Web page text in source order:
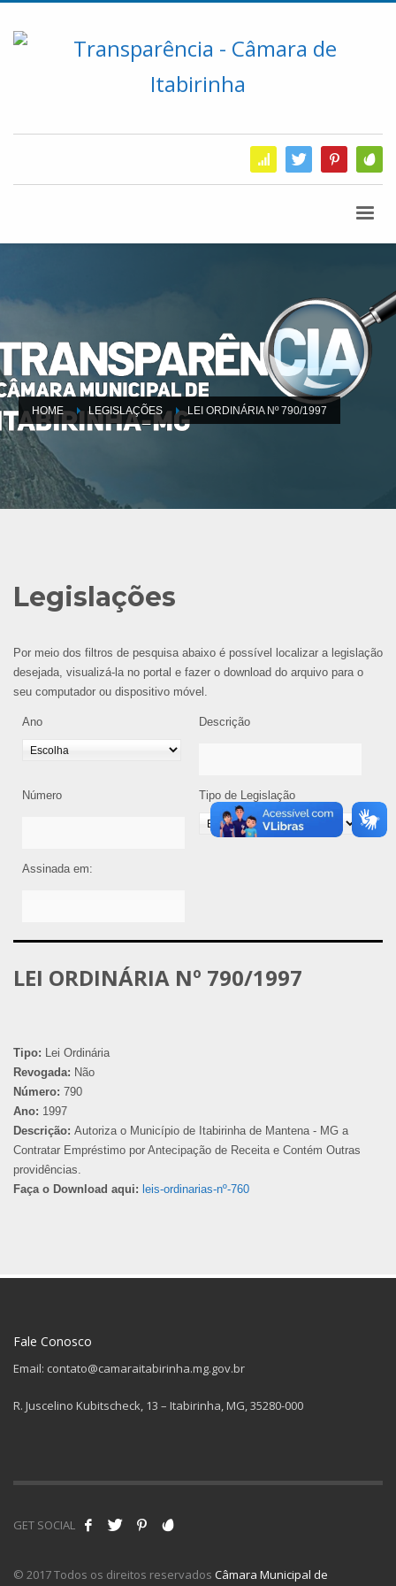
HOME LEGISLAÇÕES LEI ORDINÁRIA Nº 790/1997
Legislações
Por meio dos filtros de pesquisa abaixo é possível localizar a legislação
desejada, visualizá-la no portal e fazer o download do arquivo para o
seu computador ou dispositivo móvel.
Ano Descrição
Número Tipo de Legislação
Assinada em:
LEI ORDINÁRIA Nº 790/1997
Tipo: Lei Ordinária
Revogada: Não
Número: 790
Ano: 1997
Descrição: Autoriza o Município de Itabirinha de Mantena - MG a
Contratar Empréstimo por Antecipação de Receita e Contém Outras
providências.
Faça o Download aqui: leis-ordinarias-nº-760
Fale Conosco
Email: contato@camaraitabirinha.mg.gov.br
R. Juscelino Kubitscheck, 13 – Itabirinha, MG, 35280-000
GET SOCIAL
© 2017 Todos os direitos reservados Câmara Municipal de